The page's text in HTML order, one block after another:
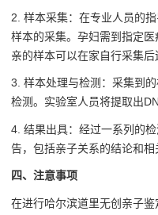
2. 样本采集：在专业人员的
样本的采集。孕妇需到指定
亲的样本可以在家自行采集后
3. 样本处理与检测：采集到
检测。实验室人员将提取出
4. 结果出具：经过一系列的
告，包括亲子关系的结论和相
四、注意事项
在进行哈尔滨道里无创亲子鉴